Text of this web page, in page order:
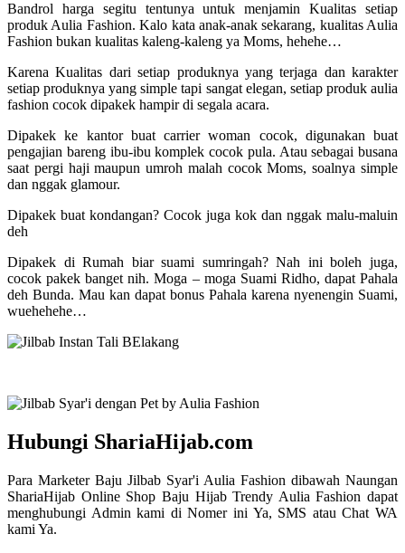
Bandrol harga segitu tentunya untuk menjamin Kualitas setiap
produk Aulia Fashion. Kalo kata anak-anak sekarang, kualitas Aulia
Fashion bukan kualitas kaleng-kaleng ya Moms, hehehe…
Karena Kualitas dari setiap produknya yang terjaga dan karakter
setiap produknya yang simple tapi sangat elegan, setiap produk aulia
fashion cocok dipakek hampir di segala acara.
Dipakek ke kantor buat carrier woman cocok, digunakan buat
pengajian bareng ibu-ibu komplek cocok pula. Atau sebagai busana
saat pergi haji maupun umroh malah cocok Moms, soalnya simple
dan nggak glamour.
Dipakek buat kondangan? Cocok juga kok dan nggak malu-maluin
deh
Dipakek di Rumah biar suami sumringah? Nah ini boleh juga,
cocok pakek banget nih. Moga – moga Suami Ridho, dapat Pahala
deh Bunda. Mau kan dapat bonus Pahala karena nyenengin Suami,
wuehehehe…
Hubungi ShariaHijab.com
Para Marketer Baju Jilbab Syar'i Aulia Fashion dibawah Naungan
ShariaHijab Online Shop Baju Hijab Trendy Aulia Fashion dapat
menghubungi Admin kami di Nomer ini Ya, SMS atau Chat WA
kami Ya.